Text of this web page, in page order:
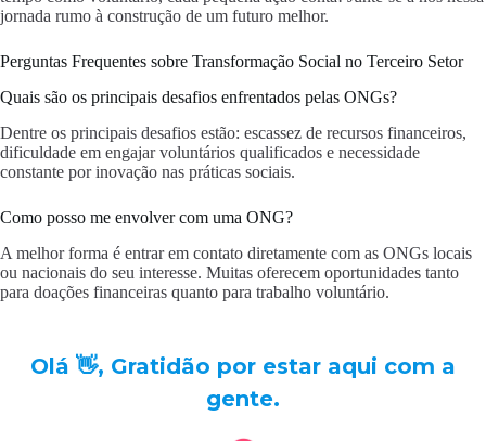
jornada rumo à construção de um futuro melhor.
Perguntas Frequentes sobre Transformação Social no Terceiro Setor
Quais são os principais desafios enfrentados pelas ONGs?
Dentre os principais desafios estão: escassez de recursos financeiros,
dificuldade em engajar voluntários qualificados e necessidade
constante por inovação nas práticas sociais.
Como posso me envolver com uma ONG?
A melhor forma é entrar em contato diretamente com as ONGs locais
ou nacionais do seu interesse. Muitas oferecem oportunidades tanto
para doações financeiras quanto para trabalho voluntário.
Olá 👋, Gratidão por estar aqui com a
gente.